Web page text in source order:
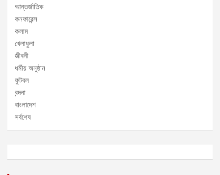
আন্তর্জাতিক
কনফারেন্স
কলাম
খেলাধুলা
জীবনী
ধর্মীয় অনুষ্ঠান
ফুটবল
বন্দনা
বাংলাদেশ
সর্বশেষ